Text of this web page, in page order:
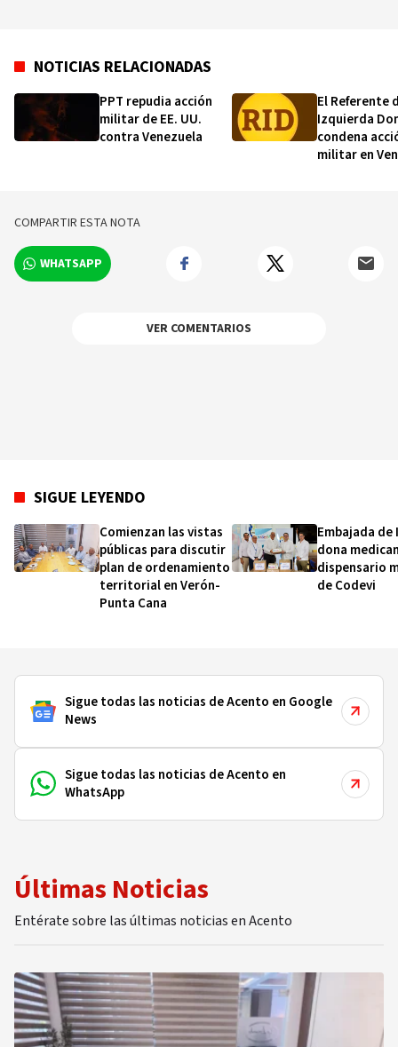
NOTICIAS RELACIONADAS
PPT repudia acción
militar de EE. UU.
contra Venezuela
El Referente
Izquierda
condena
militar en
COMPARTIR ESTA NOTA
WHATSAPP
VER COMENTARIOS
SIGUE LEYENDO
Comienzan las vistas
públicas para discutir
plan de ordenamiento
territorial en Verón-
Punta Cana
Embajada de
dona
dispensario
de Codevi
Sigue todas las noticias de Acento en Google
News
Sigue todas las noticias de Acento en
WhatsApp